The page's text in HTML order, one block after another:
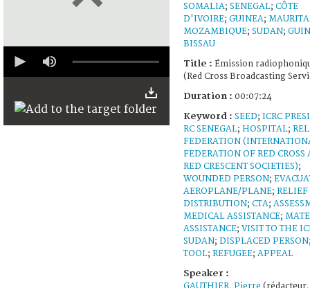
seconds
SOMALIA; SENEGAL; CÔTE
D'IVOIRE; GUINEA;
MOZAMBIQUE; SUDAN;
BISSAU
Title : Émission
(Red Cross Broadcasting
Duration : 00:07:24
Keyword : SEED; ICRC
RC SENEGAL; HOSPITAL;
FEDERATION
FEDERATION OF RED CROSS
RED CRESCENT SOCIETIES);
WOUNDED PERSON;
AEROPLANE/PLANE; RELIEF
DISTRIBUTION; CTA;
MEDICAL ASSISTANCE;
ASSISTANCE; VISIT TO THE
SUDAN; DISPLACED PERSON
TOOL; REFUGEE; APPEAL
Speaker :